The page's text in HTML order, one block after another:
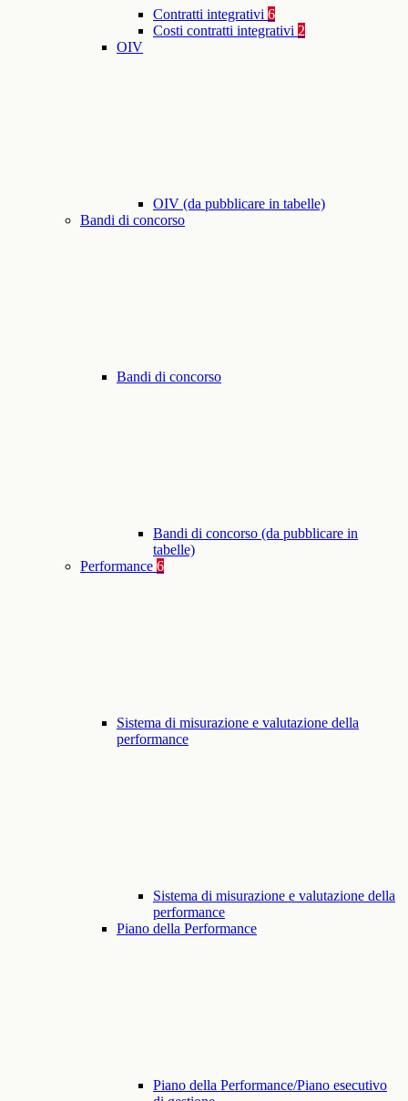
Contratti integrativi 6
Costi contratti integrativi 2
OIV
OIV (da pubblicare in tabelle)
Bandi di concorso
Bandi di concorso
Bandi di concorso (da pubblicare in
tabelle)
Performance 6
Sistema di misurazione e valutazione della
performance
Sistema di misurazione e valutazione della
performance
Piano della Performance
Piano della Performance/Piano esecutivo